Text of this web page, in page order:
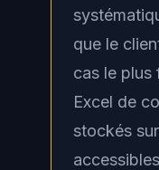
que le
cas le plus
Excel de
stockés